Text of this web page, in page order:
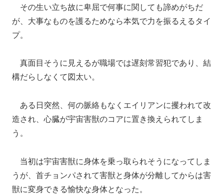
その生い立ち故に卑屈で何事に関しても諦めがちだ
が、大事なものを護るためなら本気で力を振るえるタイ
プ。
真面目そうに見えるが職場では遅刻常習犯であり、結
構だらしなくて図太い。
ある日突然、何の脈絡もなくエイリアンに攫われて改
造され、心臓が宇宙害獣のコアに置き換えられてしま
う。
当初は宇宙害獣に身体を乗っ取られそうになってしま
うが、首チョンパされて害獣と身体が分離してからは害
獣に変身できる愉快な身体となった。